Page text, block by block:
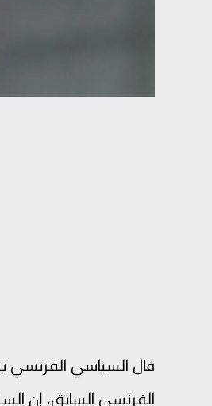
قال السياسي الفرنسي
الفرنسي السابق، إن